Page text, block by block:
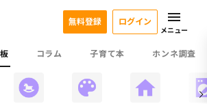
コラム 子育て本 ホンネ調査
無料登録 ログイン
メニュー